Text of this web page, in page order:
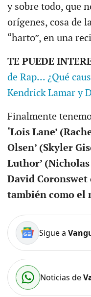
y sobre todo, que
orígenes, cosa de
“harto”, en una
TE PUEDE
de Rap... ¿Qué
Kendrick Lamar y
Finalmente
‘Lois Lane’
Olsen’ (Skyler
Luthor’
David Coronswet
también como el
Sigue a
Noticias de